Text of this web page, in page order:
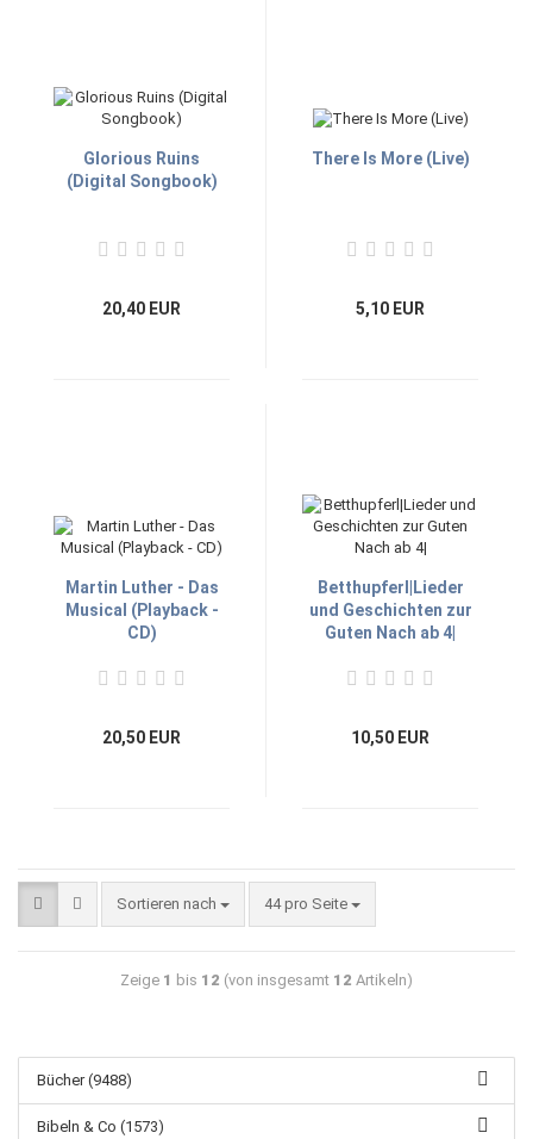
Glorious Ruins
(Digital Songbook)
20,40 EUR
There Is More (Live)
5,10 EUR
Martin Luther - Das
Musical (Playback -
CD)
20,50 EUR
Betthupferl|Lieder
und Geschichten zur
Guten Nach ab 4|
10,50 EUR
Sortieren nach 44 pro Seite
Zeige 1 bis 12 (von insgesamt 12 Artikeln)
Bücher (9488)
Bibeln & Co (1573)